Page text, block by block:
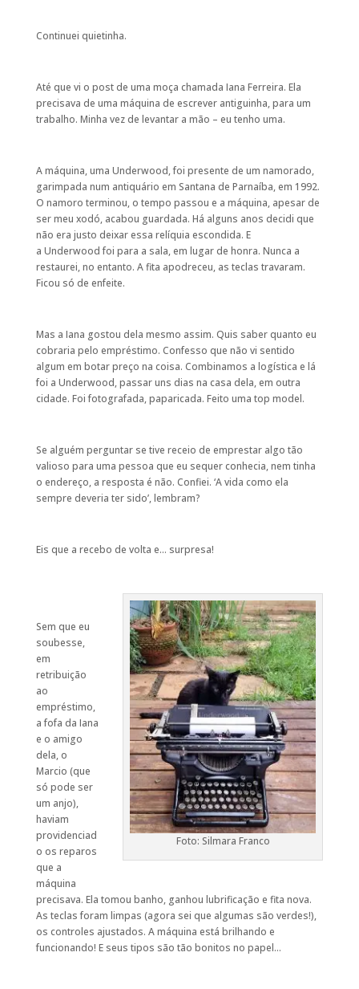
Continuei quietinha.
Até que vi o post de uma moça chamada Iana Ferreira. Ela
precisava de uma máquina de escrever antiguinha, para um
trabalho. Minha vez de levantar a mão – eu tenho uma.
A máquina, uma Underwood, foi presente de um namorado,
garimpada num antiquário em Santana de Parnaíba, em 1992.
O namoro terminou, o tempo passou e a máquina, apesar de
ser meu xodó, acabou guardada. Há alguns anos decidi que
não era justo deixar essa relíquia escondida. E
a Underwood foi para a sala, em lugar de honra. Nunca a
restaurei, no entanto. A fita apodreceu, as teclas travaram.
Ficou só de enfeite.
Mas a Iana gostou dela mesmo assim. Quis saber quanto eu
cobraria pelo empréstimo. Confesso que não vi sentido
algum em botar preço na coisa. Combinamos a logística e lá
foi a Underwood, passar uns dias na casa dela, em outra
cidade. Foi fotografada, paparicada. Feito uma top model.
Se alguém perguntar se tive receio de emprestar algo tão
valioso para uma pessoa que eu sequer conhecia, nem tinha
o endereço, a resposta é não. Confiei. ‘A vida como ela
sempre deveria ter sido’, lembram?
Eis que a recebo de volta e… surpresa!
Foto: Silmara Franco
Sem que eu
soubesse,
em
retribuição
ao
empréstimo,
a fofa da Iana
e o amigo
dela, o
Marcio (que
só pode ser
um anjo),
haviam
providenciad
o os reparos
que a
máquina
precisava. Ela tomou banho, ganhou lubrificação e fita nova.
As teclas foram limpas (agora sei que algumas são verdes!),
os controles ajustados. A máquina está brilhando e
funcionando! E seus tipos são tão bonitos no papel…